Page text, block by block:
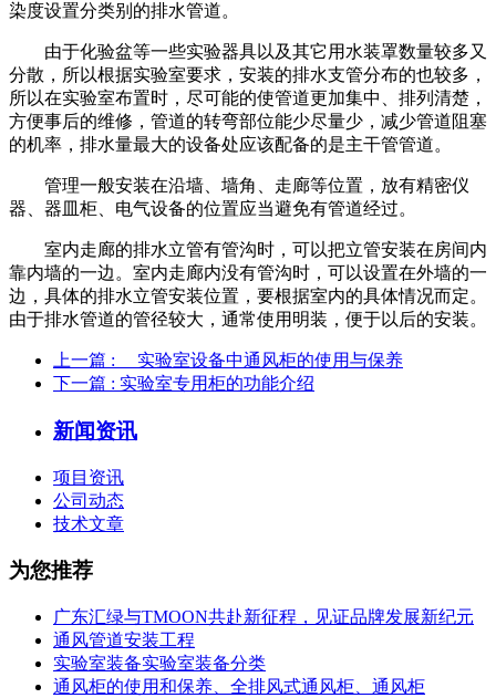
染度设置分类别的排水管道。
由于化验盆等一些实验器具以及其它用水装罩数量较多又
分散，所以根据实验室要求，安装的排水支管分布的也较多，
所以在实验室布置时，尽可能的使管道更加集中、排列清楚，
方便事后的维修，管道的转弯部位能少尽量少，减少管道阻塞
的机率，排水量最大的设备处应该配备的是主干管管道。
管理一般安装在沿墙、墙角、走廊等位置，放有精密仪
器、器皿柜、电气设备的位置应当避免有管道经过。
室内走廊的排水立管有管沟时，可以把立管安装在房间内
靠内墙的一边。室内走廊内没有管沟时，可以设置在外墙的一
边，具体的排水立管安装位置，要根据室内的具体情况而定。
由于排水管道的管径较大，通常使用明装，便于以后的安装。
上一篇 : 实验室设备中通风柜的使用与保养
下一篇 : 实验室专用柜的功能介绍
新闻资讯
项目资讯
公司动态
技术文章
为您推荐
广东汇绿与TMOON共赴新征程，见证品牌发展新纪元
通风管道安装工程
实验室装备实验室装备分类
通风柜的使用和保养、全排风式通风柜、通风柜